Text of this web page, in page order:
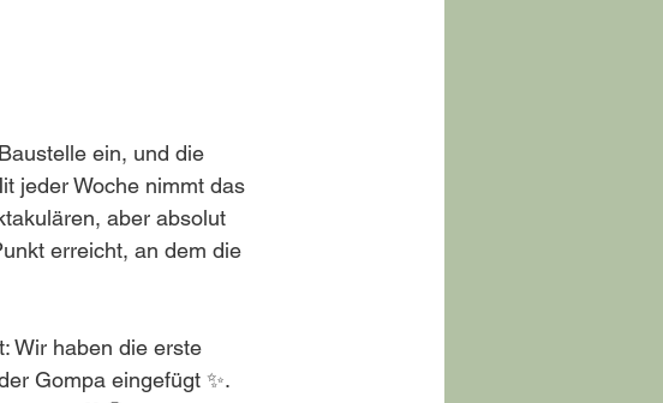
ein, und die
jeder Woche nimmt das
aber absolut
erreicht, an dem die
Wir haben die erste
Gompa eingefügt ✨.